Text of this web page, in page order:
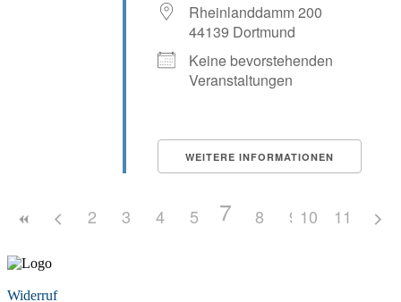
Rheinlanddamm 200
44139 Dortmund
Keine bevorstehenden
Veranstaltungen
WEITERE INFORMATIONEN
2 3 4 5 6
7 8 9 10 11
Widerruf